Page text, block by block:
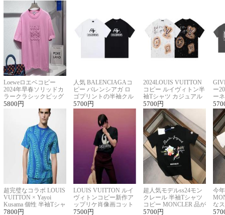
Loeweロエベコピー
2024年早春ソリッドカ
ラークラシックビッグ
ロゴ刺繍Tシャツ
5800 円
人気 BALENCIAGAコ
ピー バレンシアガ ロ
ゴプリントの半袖クル
ーネックTシャツ
5700 円
2024LOUIS VUITTON
コピー ルイヴィトン半
袖Tシャツ カジュアル
に馴染む 2色展開
5700 円
ー
ー
ー
超完璧なコラボ LOUIS
VUITTON × Yayoi
Kusama 個性 半袖Tシャ
ツコピー男女兼用
7800 円
LOUIS VUITTON ルイ
ヴィトンコピー新作ア
ップリケ肖像画コット
ンニット半袖Tシャツ
7500 円
超人気モデルss24モン
クレール 半袖Tシャツ
コピー MONCLER 品が
良く見た目
5700 円
今
な
ル